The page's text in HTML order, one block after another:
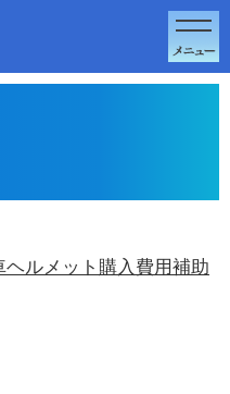
文へ移動
ルメット購入費用補助